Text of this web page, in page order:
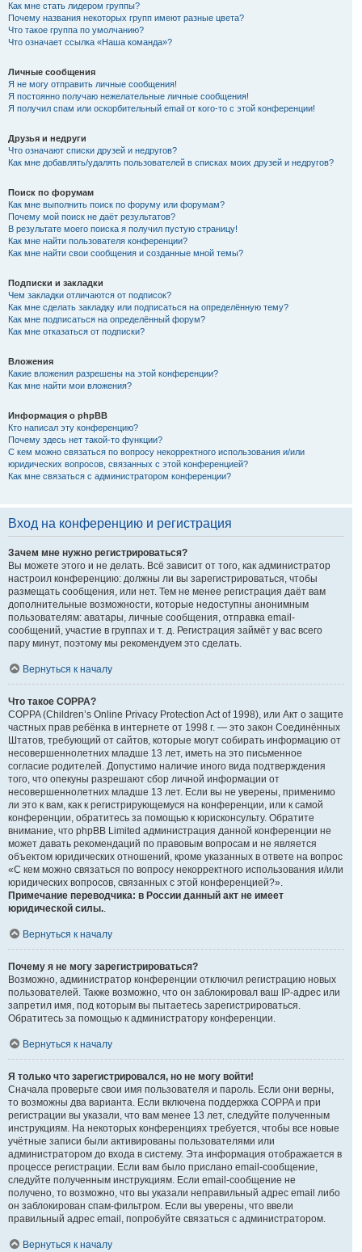
Как мне стать лидером группы?
Почему названия некоторых групп имеют разные цвета?
Что такое группа по умолчанию?
Что означает ссылка «Наша команда»?
Личные сообщения
Я не могу отправить личные сообщения!
Я постоянно получаю нежелательные личные сообщения!
Я получил спам или оскорбительный email от кого-то с этой конференции!
Друзья и недруги
Что означают списки друзей и недругов?
Как мне добавлять/удалять пользователей в списках моих друзей и недругов?
Поиск по форумам
Как мне выполнить поиск по форуму или форумам?
Почему мой поиск не даёт результатов?
В результате моего поиска я получил пустую страницу!
Как мне найти пользователя конференции?
Как мне найти свои сообщения и созданные мной темы?
Подписки и закладки
Чем закладки отличаются от подписок?
Как мне сделать закладку или подписаться на определённую тему?
Как мне подписаться на определённый форум?
Как мне отказаться от подписки?
Вложения
Какие вложения разрешены на этой конференции?
Как мне найти мои вложения?
Информация о phpBB
Кто написал эту конференцию?
Почему здесь нет такой-то функции?
С кем можно связаться по вопросу некорректного использования и/или
юридических вопросов, связанных с этой конференцией?
Как мне связаться с администратором конференции?
Вход на конференцию и регистрация
Зачем мне нужно регистрироваться?
Вы можете этого и не делать. Всё зависит от того, как администратор
настроил конференцию: должны ли вы зарегистрироваться, чтобы
размещать сообщения, или нет. Тем не менее регистрация даёт вам
дополнительные возможности, которые недоступны анонимным
пользователям: аватары, личные сообщения, отправка email-
сообщений, участие в группах и т. д. Регистрация займёт у вас всего
пару минут, поэтому мы рекомендуем это сделать.
Вернуться к началу
Что такое COPPA?
COPPA (Children’s Online Privacy Protection Act of 1998), или Акт о защите
частных прав ребёнка в интернете от 1998 г. — это закон Соединённых
Штатов, требующий от сайтов, которые могут собирать информацию от
несовершеннолетних младше 13 лет, иметь на это письменное
согласие родителей. Допустимо наличие иного вида подтверждения
того, что опекуны разрешают сбор личной информации от
несовершеннолетних младше 13 лет. Если вы не уверены, применимо
ли это к вам, как к регистрирующемуся на конференции, или к самой
конференции, обратитесь за помощью к юрисконсульту. Обратите
внимание, что phpBB Limited администрация данной конференции не
может давать рекомендаций по правовым вопросам и не является
объектом юридических отношений, кроме указанных в ответе на вопрос
«С кем можно связаться по вопросу некорректного использования и/или
юридических вопросов, связанных с этой конференцией?».
Примечание переводчика: в России данный акт не имеет
юридической силы..
Вернуться к началу
Почему я не могу зарегистрироваться?
Возможно, администратор конференции отключил регистрацию новых
пользователей. Также возможно, что он заблокировал ваш IP-адрес или
запретил имя, под которым вы пытаетесь зарегистрироваться.
Обратитесь за помощью к администратору конференции.
Вернуться к началу
Я только что зарегистрировался, но не могу войти!
Сначала проверьте свои имя пользователя и пароль. Если они верны,
то возможны два варианта. Если включена поддержка COPPA и при
регистрации вы указали, что вам менее 13 лет, следуйте полученным
инструкциям. На некоторых конференциях требуется, чтобы все новые
учётные записи были активированы пользователями или
администратором до входа в систему. Эта информация отображается в
процессе регистрации. Если вам было прислано email-сообщение,
следуйте полученным инструкциям. Если email-сообщение не
получено, то возможно, что вы указали неправильный адрес email либо
он заблокирован спам-фильтром. Если вы уверены, что ввели
правильный адрес email, попробуйте связаться с администратором.
Вернуться к началу